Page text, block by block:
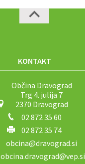
KONTAKT
Občina Dravograd
Trg 4. julija 7
2370 Dravograd
02 872 35 60
02 872 35 74
obcina@dravograd.si
obcina.dravograd@vep.si